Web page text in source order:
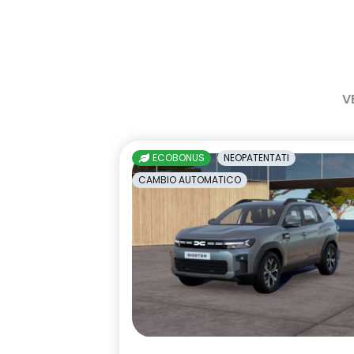
Pack standard connectivity
interlock
retrovisore interno fotocromatico
retrovisori
sedili posteriori ripiegabili 1/3 - 2/3
sellerie in
tessuto nero
impunture
sistema di controllo della
sistema di
ECOBONUS
NEOPATENTATI
CAMBIO AUTOMATICO